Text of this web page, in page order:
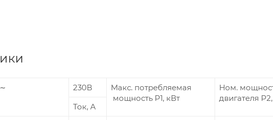
230В
Макс. потребляемая
мощность P1, кВт
Ном.
двигателя
Ток, А